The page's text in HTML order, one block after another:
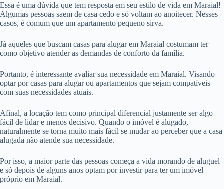
Essa é uma dúvida que tem resposta em seu estilo de vida em Maraial!
Algumas pessoas saem de casa cedo e só voltam ao anoitecer. Nesses
casos, é comum que um apartamento pequeno sirva.
Já aqueles que buscam casas para alugar em Maraial costumam ter
como objetivo atender as demandas de conforto da família.
Portanto, é interessante avaliar sua necessidade em Maraial. Visando
optar por casas para alugar ou apartamentos que sejam compatíveis
com suas necessidades atuais.
Afinal, a locação tem como principal diferencial justamente ser algo
fácil de lidar e menos decisivo. Quando o imóvel é alugado,
naturalmente se torna muito mais fácil se mudar ao perceber que a casa
alugada não atende sua necessidade.
Por isso, a maior parte das pessoas começa a vida morando de aluguel
e só depois de alguns anos optam por investir para ter um imóvel
próprio em Maraial.